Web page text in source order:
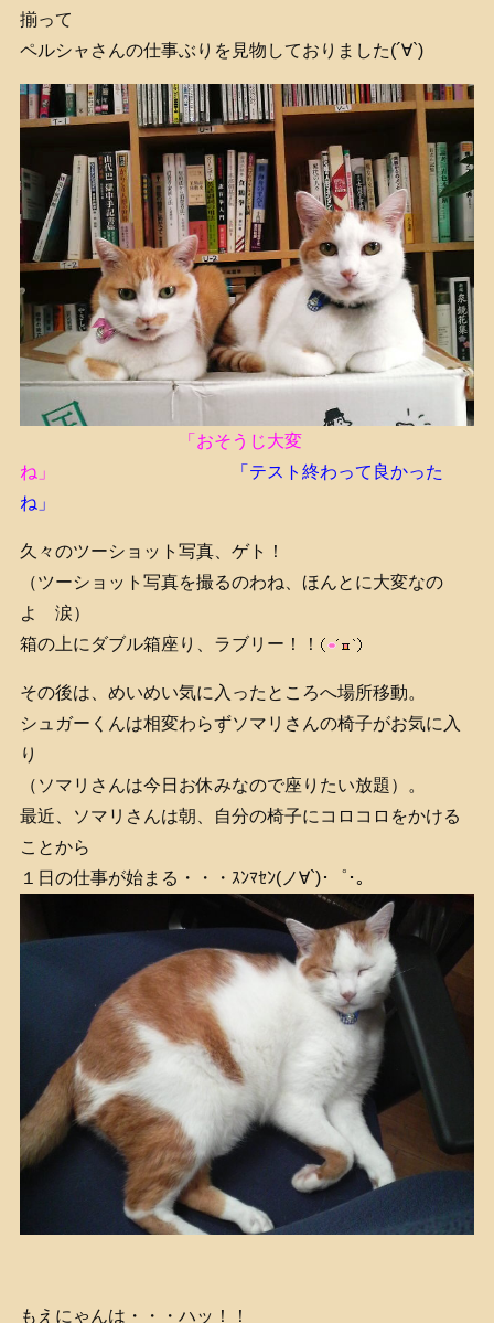
揃って
ペルシャさんの仕事ぶりを見物しておりました(´∀`)
「おそうじ大変
ね」
「テスト終わって良かった
ね」
久々のツーショット写真、ゲト！
（ツーショット写真を撮るのわね、ほんとに大変なの
よ 涙）
箱の上にダブル箱座り、ラブリー！！
その後は、めいめい気に入ったところへ場所移動。
シュガーくんは相変わらずソマリさんの椅子がお気に入
り
（ソマリさんは今日お休みなので座りたい放題）。
最近、ソマリさんは朝、自分の椅子にコロコロをかける
ことから
１日の仕事が始まる・・・ｽﾝﾏｾﾝ(ノ∀`)･゜･｡
もえにゃんは・・・ハッ！！